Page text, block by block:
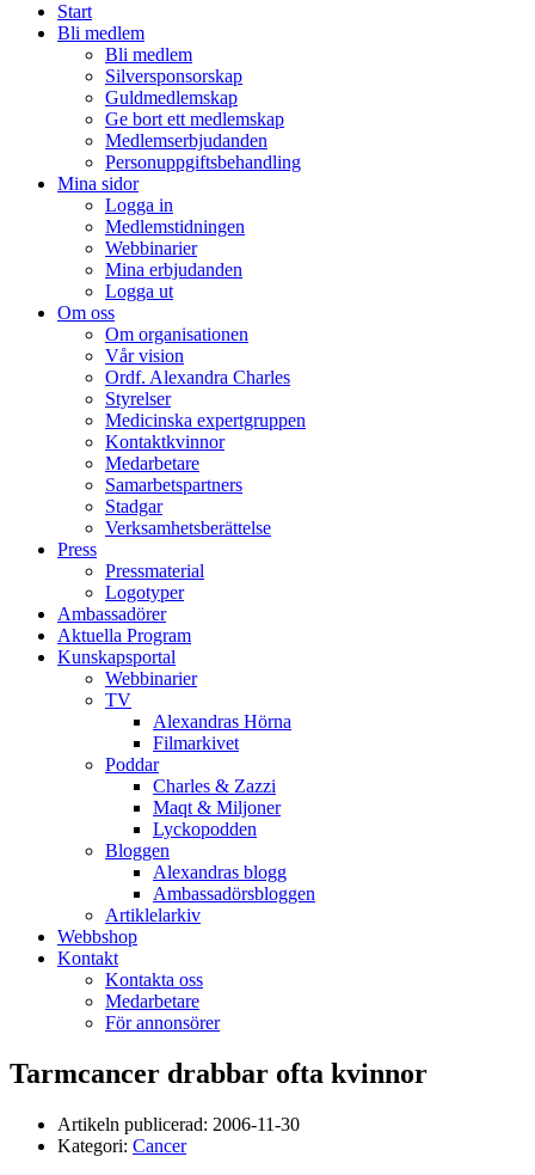
Start
Bli medlem
Bli medlem
Silversponsorskap
Guldmedlemskap
Ge bort ett medlemskap
Medlemserbjudanden
Personuppgiftsbehandling
Mina sidor
Logga in
Medlemstidningen
Webbinarier
Mina erbjudanden
Logga ut
Om oss
Om organisationen
Vår vision
Ordf. Alexandra Charles
Styrelser
Medicinska expertgruppen
Kontaktkvinnor
Medarbetare
Samarbetspartners
Stadgar
Verksamhetsberättelse
Press
Pressmaterial
Logotyper
Ambassadörer
Aktuella Program
Kunskapsportal
Webbinarier
TV
Alexandras Hörna
Filmarkivet
Poddar
Charles & Zazzi
Maqt & Miljoner
Lyckopodden
Bloggen
Alexandras blogg
Ambassadörsbloggen
Artiklelarkiv
Webbshop
Kontakt
Kontakta oss
Medarbetare
För annonsörer
Tarmcancer drabbar ofta kvinnor
Artikeln publicerad: 2006-11-30
Kategori: Cancer